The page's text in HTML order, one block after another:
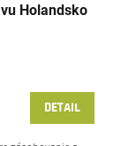
Holandsko
DETAIL